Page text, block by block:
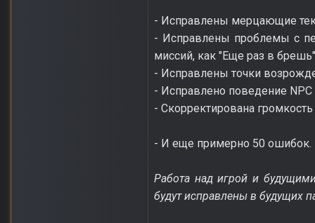
- Исправлены мерцающие
- Исправлены проблемы с
миссий, как "Еще раз в
- Исправлены точки
- Исправлено поведение
- Скорректирована
- И еще примерно 50 ошибок.
Работа над игрой и
будут исправлены в будущих